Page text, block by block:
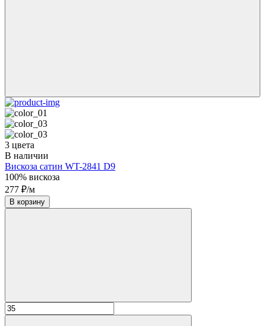
3 цвета
В наличии
Вискоза сатин WT-2841 D9
100% вискоза
277 ₽/м
В корзину